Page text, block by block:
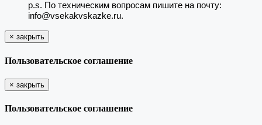
p.s. По техническим вопросам пишите на почту:
info@vsekakvskazke.ru.
× закрыть
Пользовательское соглашение
× закрыть
Пользовательское соглашение